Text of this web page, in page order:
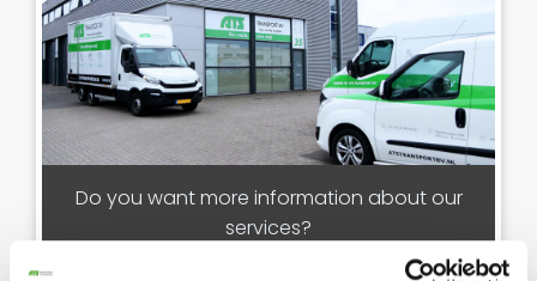
Do you want more information about our
services?